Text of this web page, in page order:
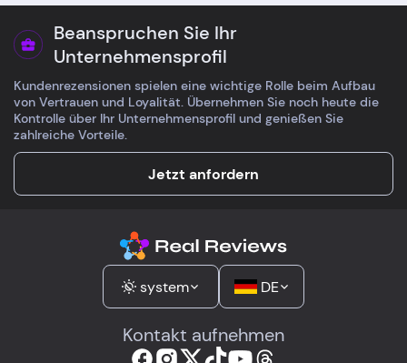
Beanspruchen Sie Ihr
Unternehmensprofil
Kundenrezensionen spielen eine wichtige Rolle beim Aufbau
von Vertrauen und Loyalität. Übernehmen Sie noch heute die
Kontrolle über Ihr Unternehmensprofil und genießen Sie
zahlreiche Vorteile.
Jetzt anfordern
system DE
Kontakt aufnehmen